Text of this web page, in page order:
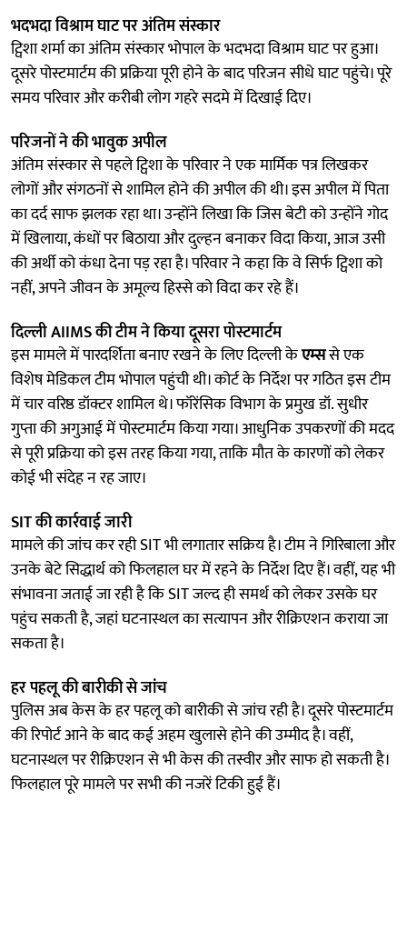
भदभदा विश्राम घाट पर अंतिम संस्कार
ट्विशा शर्मा का अंतिम संस्कार भोपाल के भदभदा विश्राम घाट पर हुआ।
दूसरे पोस्टमार्टम की प्रक्रिया पूरी होने के बाद परिजन सीधे घाट पहुंचे। पूरे
समय परिवार और करीबी लोग गहरे सदमे में दिखाई दिए।
परिजनों ने की भावुक अपील
अंतिम संस्कार से पहले ट्विशा के परिवार ने एक मार्मिक पत्र लिखकर
लोगों और संगठनों से शामिल होने की अपील की थी। इस अपील में पिता
का दर्द साफ झलक रहा था। उन्होंने लिखा कि जिस बेटी को उन्होंने गोद
में खिलाया, कंधों पर बिठाया और दुल्हन बनाकर विदा किया, आज उसी
की अर्थी को कंधा देना पड़ रहा है। परिवार ने कहा कि वे सिर्फ ट्विशा को
नहीं, अपने जीवन के अमूल्य हिस्से को विदा कर रहे हैं।
दिल्ली AIIMS की टीम ने किया दूसरा पोस्टमार्टम
इस मामले में पारदर्शिता बनाए रखने के लिए दिल्ली केएम्ससे एक
विशेष मेडिकल टीम भोपाल पहुंची थी। कोर्ट के निर्देश पर गठित इस टीम
में चार वरिष्ठ डॉक्टर शामिल थे। फॉरेंसिक विभाग के प्रमुख डॉ. सुधीर
गुप्ता की अगुआई में पोस्टमार्टम किया गया। आधुनिक उपकरणों की मदद
से पूरी प्रक्रिया को इस तरह किया गया, ताकि मौत के कारणों को लेकर
कोई भी संदेह न रह जाए।
SIT की कार्रवाई जारी
मामले की जांच कर रही SIT भी लगातार सक्रिय है। टीम ने गिरिबाला और
उनके बेटे सिद्धार्थ को फिलहाल घर में रहने के निर्देश दिए हैं। वहीं, यह भी
संभावना जताई जा रही है कि SIT जल्द ही समर्थ को लेकर उसके घर
पहुंच सकती है, जहां घटनास्थल का सत्यापन और रीक्रिएशन कराया जा
सकता है।
हर पहलू की बारीकी से जांच
पुलिस अब केस के हर पहलू को बारीकी से जांच रही है। दूसरे पोस्टमार्टम
की रिपोर्ट आने के बाद कई अहम खुलासे होने की उम्मीद है। वहीं,
घटनास्थल पर रीक्रिएशन से भी केस की तस्वीर और साफ हो सकती है।
फिलहाल पूरे मामले पर सभी की नजरें टिकी हुई हैं।